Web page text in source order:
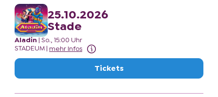
25.10.2026
Stade
Aladin
So., 15:00 Uhr
STADEUM
mehr Infos
Tickets